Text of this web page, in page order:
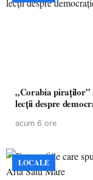
„Corabia piraților”
lecții despre
acum 6 ore
LOCALE